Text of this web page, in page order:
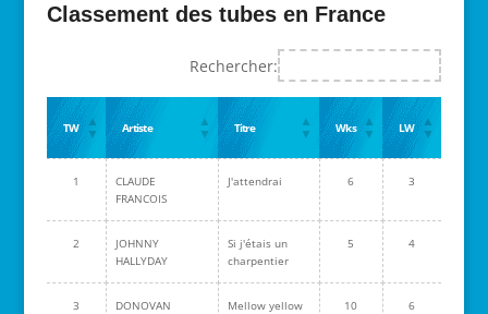
Classement des tubes en France
Rechercher:
TW Artiste Titre Wks LW
1
CLAUDE
FRANCOIS
J'attendrai 6 3
2
JOHNNY
HALLYDAY
Si j'étais un
charpentier
5 4
3 DONOVAN Mellow yellow 10 6